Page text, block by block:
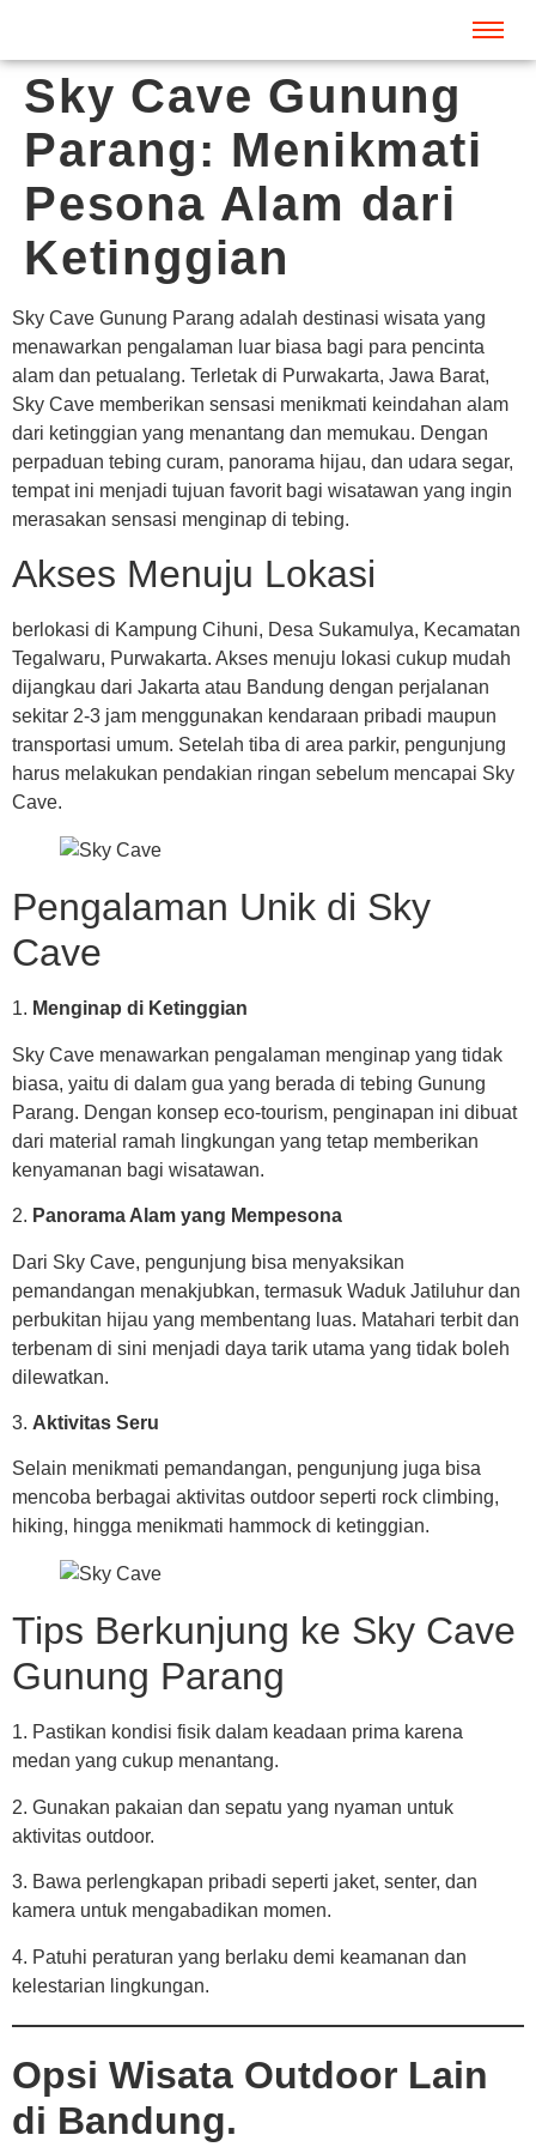
Sky Cave Gunung
Parang: Menikmati
Pesona Alam dari
Ketinggian
Sky Cave Gunung Parang adalah destinasi wisata yang
menawarkan pengalaman luar biasa bagi para pencinta
alam dan petualang. Terletak di Purwakarta, Jawa Barat,
Sky Cave memberikan sensasi menikmati keindahan alam
dari ketinggian yang menantang dan memukau. Dengan
perpaduan tebing curam, panorama hijau, dan udara segar,
tempat ini menjadi tujuan favorit bagi wisatawan yang ingin
merasakan sensasi menginap di tebing.
Akses Menuju Lokasi
berlokasi di Kampung Cihuni, Desa Sukamulya, Kecamatan
Tegalwaru, Purwakarta. Akses menuju lokasi cukup mudah
dijangkau dari Jakarta atau Bandung dengan perjalanan
sekitar 2-3 jam menggunakan kendaraan pribadi maupun
transportasi umum. Setelah tiba di area parkir, pengunjung
harus melakukan pendakian ringan sebelum mencapai Sky
Cave.
Pengalaman Unik di Sky
Cave
1. Menginap di Ketinggian
Sky Cave menawarkan pengalaman menginap yang tidak
biasa, yaitu di dalam gua yang berada di tebing Gunung
Parang. Dengan konsep eco-tourism, penginapan ini dibuat
dari material ramah lingkungan yang tetap memberikan
kenyamanan bagi wisatawan.
2. Panorama Alam yang Mempesona
Dari Sky Cave, pengunjung bisa menyaksikan
pemandangan menakjubkan, termasuk Waduk Jatiluhur dan
perbukitan hijau yang membentang luas. Matahari terbit dan
terbenam di sini menjadi daya tarik utama yang tidak boleh
dilewatkan.
3. Aktivitas Seru
Selain menikmati pemandangan, pengunjung juga bisa
mencoba berbagai aktivitas outdoor seperti rock climbing,
hiking, hingga menikmati hammock di ketinggian.
Tips Berkunjung ke Sky Cave
Gunung Parang
1. Pastikan kondisi fisik dalam keadaan prima karena
medan yang cukup menantang.
2. Gunakan pakaian dan sepatu yang nyaman untuk
aktivitas outdoor.
3. Bawa perlengkapan pribadi seperti jaket, senter, dan
kamera untuk mengabadikan momen.
4. Patuhi peraturan yang berlaku demi keamanan dan
kelestarian lingkungan.
Opsi Wisata Outdoor Lain
di Bandung.